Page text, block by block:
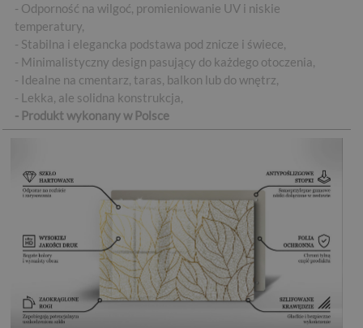
- Odporność na wilgoć, promieniowanie UV i niskie
temperatury,
- Stabilna i elegancka podstawa pod znicze i świece,
- Minimalistyczny design pasujący do każdego otoczenia,
- Idealne na cmentarz, taras, balkon lub do wnętrz,
- Lekka, ale solidna konstrukcja,
- Produkt wykonany w Polsce